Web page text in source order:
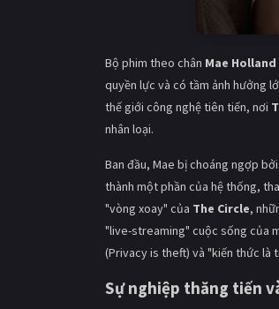
Bộ phim theo chân Mae Holland
quyền lực và có tầm ảnh hưởng
thế giới công nghệ tiên tiến, nơi
nhân loại.
Ban đầu, Mae bị choáng ngợp
thành một phần của hệ thống,
"vòng xoay" của The Circle,
"live-streaming" cuộc sống của
(Privacy is theft) và "kiến thức
Sự nghiệp thăng tiến